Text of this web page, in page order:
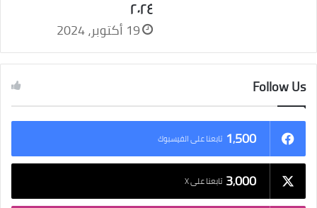
2024
19 أكتوبر، 2024
Follow Us
1٬500 تابعنا على الفيسبوك
3٬000 تابعنا على X